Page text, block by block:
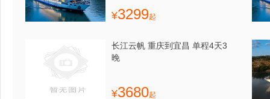
¥3299起
长江云帆 重庆到宜昌 单程4天3
晚
¥3680起